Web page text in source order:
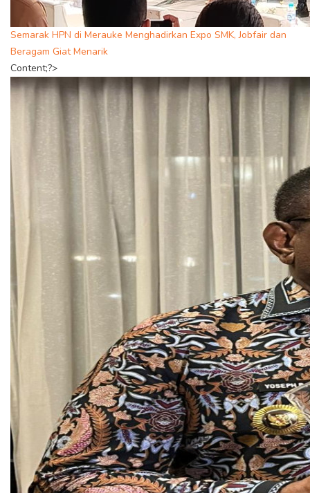
Semarak HPN di Merauke Menghadirkan Expo SMK, Jobfair dan
Beragam Giat Menarik
Content;?>